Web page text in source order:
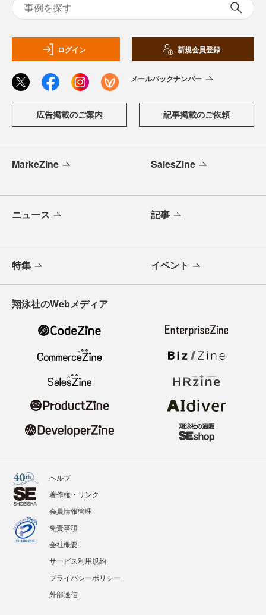
ログイン 新規会員登録
メールバックナンバー
広告掲載のご案内 記事掲載のご依頼
MarkeZine SalesZine
ニュース 記事
特集 イベント
翔泳社のWebメディア
ヘルプ
著作権・リンク
会員情報管理
免責事項
会社概要
サービス利用規約
プライバシーポリシー
外部送信